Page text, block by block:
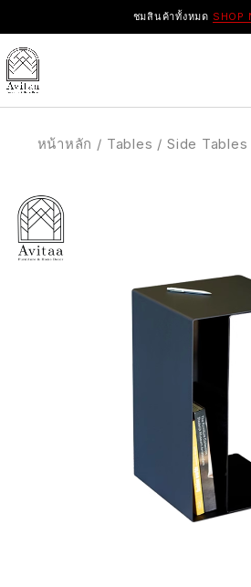
ชมสินค้าทั้งหมด SHOP
หน้าหลัก / Tables / Side Tables